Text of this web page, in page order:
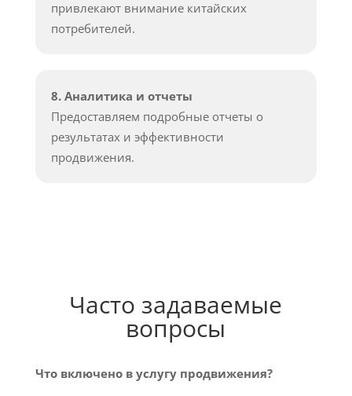
привлекают внимание китайских
потребителей.
8. Аналитика и отчеты
Предоставляем подробные отчеты о
результатах и эффективности
продвижения.
Часто задаваемые
вопросы
Что включено в услугу продвижения?